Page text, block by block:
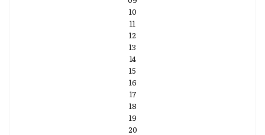
10
11
12
13
14
15
16
17
18
19
20